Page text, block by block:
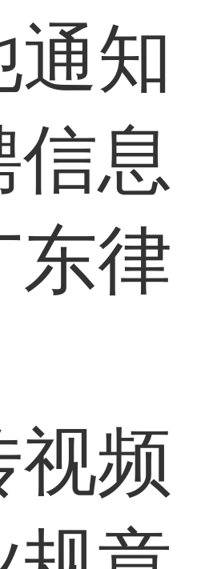
通知
信息
东律
视频